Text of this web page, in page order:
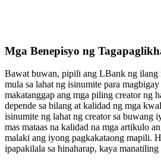
Mga Benepisyo ng
Bawat buwan, pipili ang LBank ng ilang
mula sa lahat ng isinumite para
makatanggap ang mga piling creator ng
depende sa bilang at kalidad ng mga
isinumite ng lahat ng creator sa buwang
mas mataas na kalidad na mga artikulo
malaki ang iyong pagkakataong mapili.
ipapakilala sa hinaharap, kaya manatiling